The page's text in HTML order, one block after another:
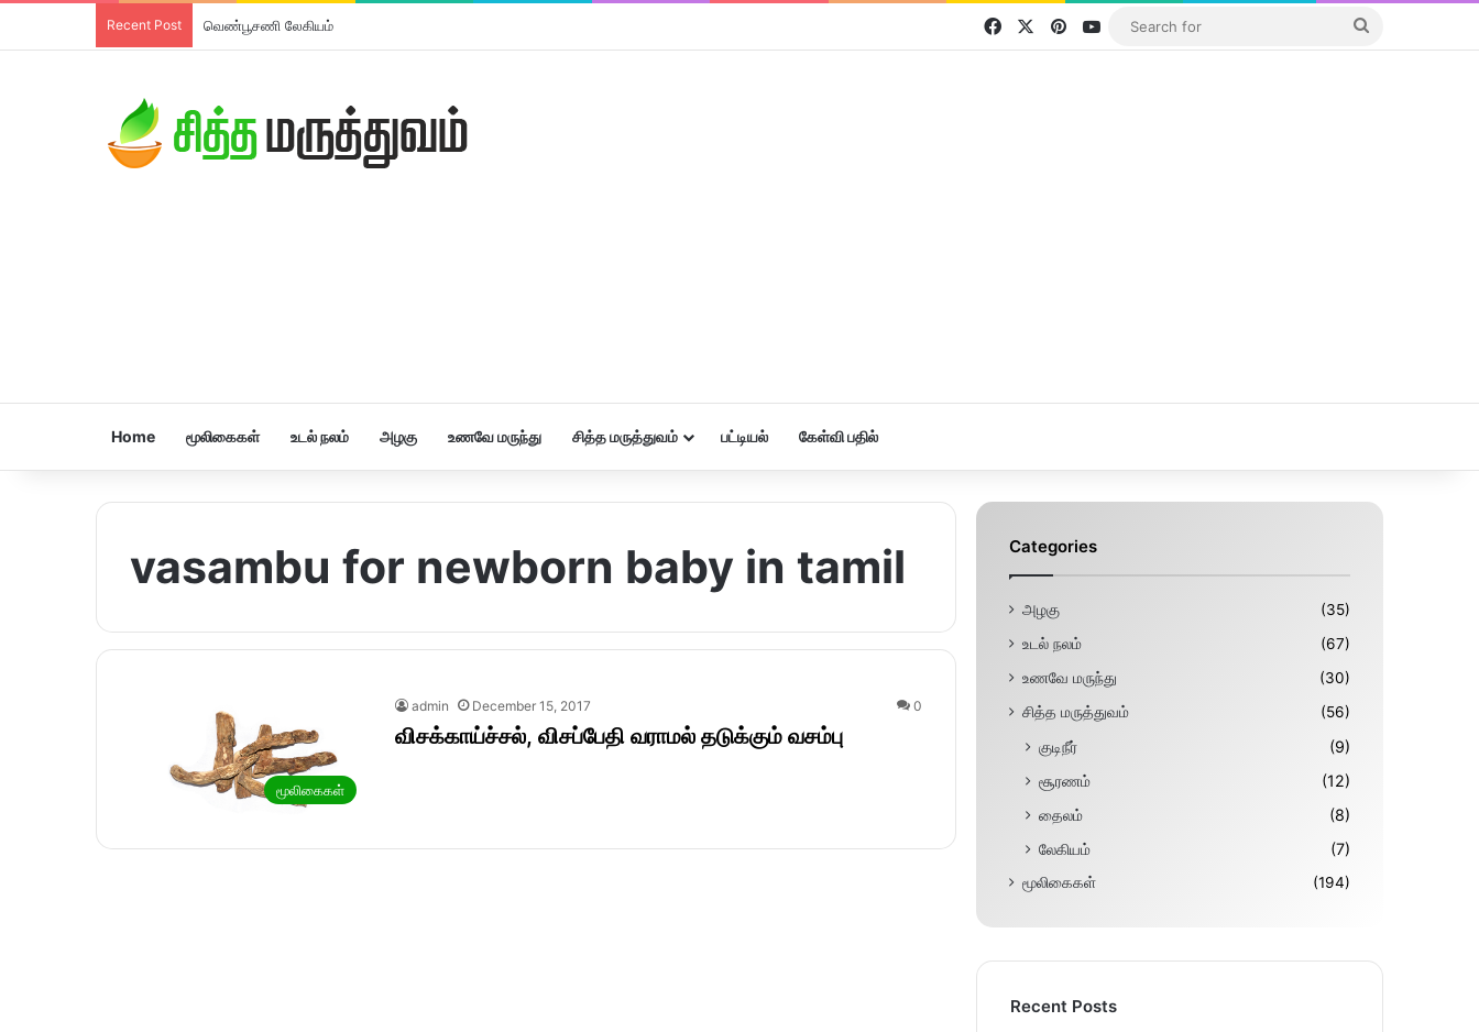
Recent Post வெண்பூசணி லேகியம் FacebookPinterestYouTube
Home மூலிகைகள் உடல் நலம் அழகு உணவே மருந்து சித்த மருத்துவம் பட்டியல் கேள்வி பதில்
vasambu for newborn baby in tamil
மூலிகைகள்
admin December 15, 2017 0
விசக்காய்ச்சல், விசப்பேதி வராமல் தடுக்கும் வசம்பு
Categories
அழகு
(35)
உடல் நலம்
(67)
உணவே மருந்து
(30)
சித்த மருத்துவம்
(56)
குடிநீர்
(9)
சூரணம்
(12)
தைலம்
(8)
லேகியம்
(7)
மூலிகைகள் (194)
Recent Posts